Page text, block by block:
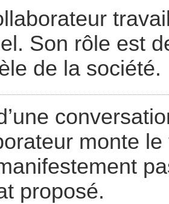
Son rôle est
de la société.
monte
proposé.